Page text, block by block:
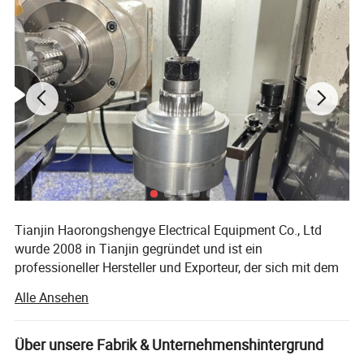
Anwendung
Verpackung Und Versand
Tianjin Haorongshengye Electrical Equipment Co., Ltd
wurde 2008 in Tianjin gegründet und ist ein
professioneller Hersteller und Exporteur, der sich mit dem
Unsere Fabrik hat eine Reihe von fortschrittlichen Geräten
einschließlich CNC-Wälzfräsmaschine, CNC-
Maschinenzentrum, CNC-Schleifmaschine, CNC-
Alle Ansehen
Über unsere Fabrik & Unternehmenshintergrund